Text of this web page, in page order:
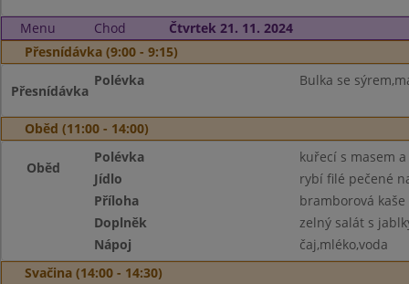
Menu Chod
Čtvrtek 21. 11. 2024
Přesnídávka (9:00 - 9:15)
Přesnídávka
Polévka Bulka se
Oběd (11:00 - 14:00)
Oběd
Polévka
kuřecí s masem
Jídlo
rybí filé pečené
Příloha
bramborová kaše
Doplněk
zelný salát s
Nápoj
čaj,mléko,voda
Svačina (14:00 - 14:30)